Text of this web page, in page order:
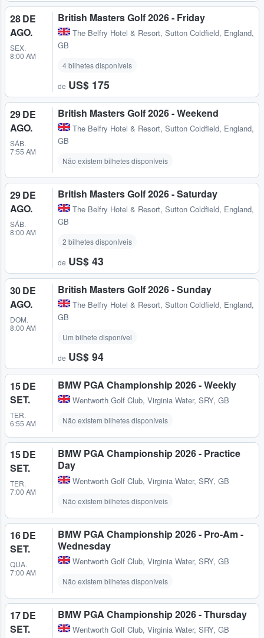
28 DE
AGO.
SEX.
8:00 AM
British Masters Golf 2026 - Friday
The Belfry Hotel & Resort, Sutton Coldfield, England,
GB
4 bilhetes disponíveis
de US$ 175
29 DE
AGO.
SÁB.
7:55 AM
British Masters Golf 2026 - Weekend
The Belfry Hotel & Resort, Sutton Coldfield, England,
GB
Não existem bilhetes disponíveis
29 DE
AGO.
SÁB.
8:00 AM
British Masters Golf 2026 - Saturday
The Belfry Hotel & Resort, Sutton Coldfield, England,
GB
2 bilhetes disponíveis
de US$ 43
30 DE
AGO.
DOM.
8:00 AM
British Masters Golf 2026 - Sunday
The Belfry Hotel & Resort, Sutton Coldfield, England,
GB
Um bilhete disponível
de US$ 94
15 DE
SET.
TER.
6:55 AM
BMW PGA Championship 2026 - Weekly
Wentworth Golf Club, Virginia Water, SRY, GB
Não existem bilhetes disponíveis
15 DE
SET.
TER.
7:00 AM
BMW PGA Championship 2026 - Practice
Day
Wentworth Golf Club, Virginia Water, SRY, GB
Não existem bilhetes disponíveis
16 DE
SET.
QUA.
7:00 AM
BMW PGA Championship 2026 - Pro-Am -
Wednesday
Wentworth Golf Club, Virginia Water, SRY, GB
Não existem bilhetes disponíveis
17 DE
SET.
BMW PGA Championship 2026 - Thursday
Wentworth Golf Club, Virginia Water, SRY, GB